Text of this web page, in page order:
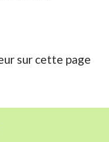
sur cette page